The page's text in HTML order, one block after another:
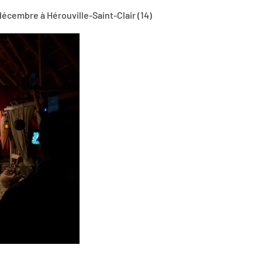
à Hérouville-Saint-Clair (14)